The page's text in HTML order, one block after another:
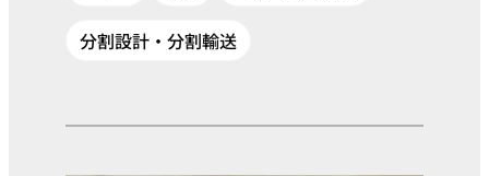
分割設計・分割輸送